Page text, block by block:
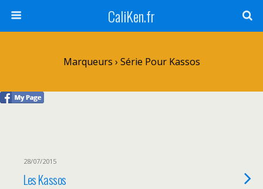
CaliKen.fr
Marqueurs › Série Pour Kassos
28/07/2015
Les Kassos